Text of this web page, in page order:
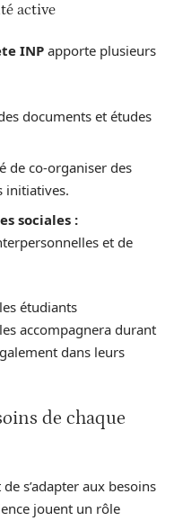
active
INPapporte plusieurs
documents et études
de co-organiser des
initiatives.
sociales :
et de
étudiants
accompagnera durant
dans leurs
de chaque
de s’adapter aux besoins
jouent un rôle